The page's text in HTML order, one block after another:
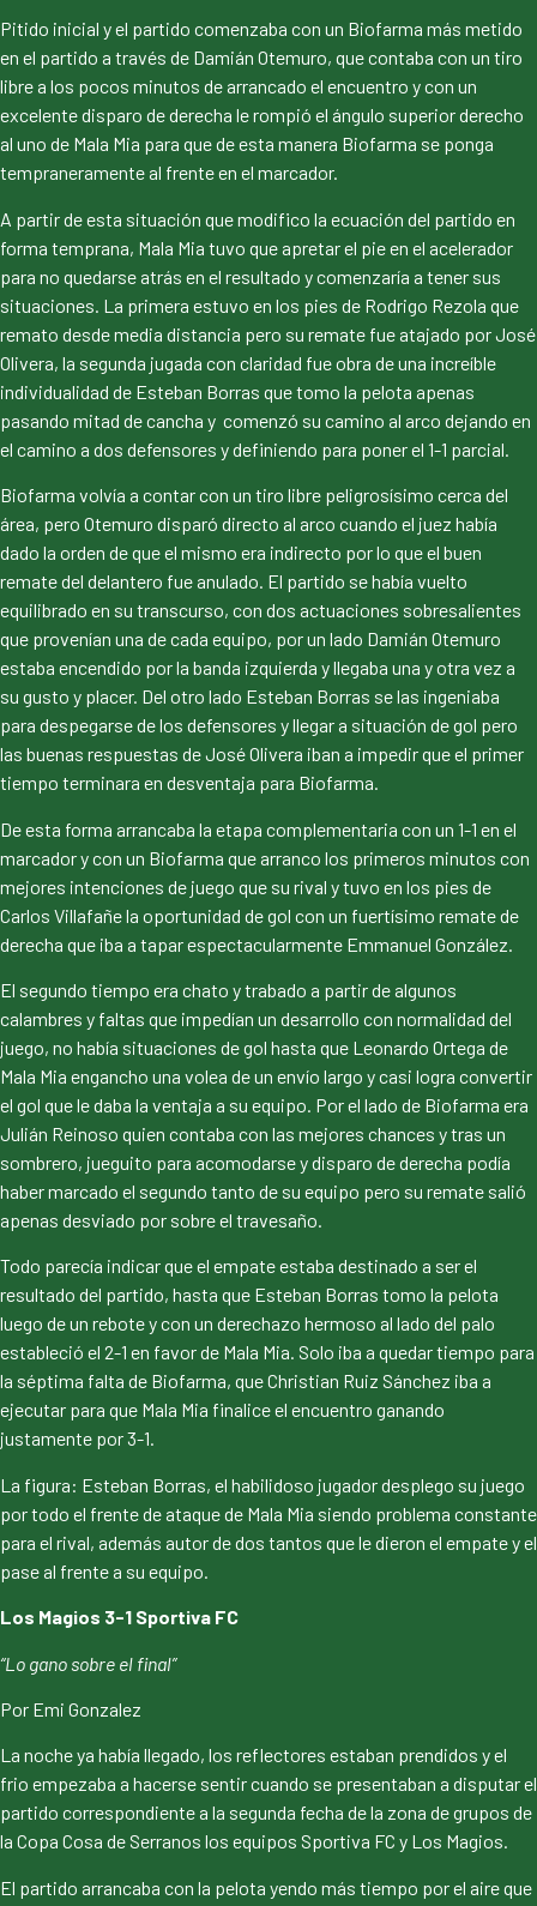
Pitido inicial y el partido comenzaba con un Biofarma más metido
en el partido a través de Damián Otemuro, que contaba con un tiro
libre a los pocos minutos de arrancado el encuentro y con un
excelente disparo de derecha le rompió el ángulo superior derecho
al uno de Mala Mia para que de esta manera Biofarma se ponga
tempraneramente al frente en el marcador.
A partir de esta situación que modifico la ecuación del partido en
forma temprana, Mala Mia tuvo que apretar el pie en el acelerador
para no quedarse atrás en el resultado y comenzaría a tener sus
situaciones. La primera estuvo en los pies de Rodrigo Rezola que
remato desde media distancia pero su remate fue atajado por José
Olivera, la segunda jugada con claridad fue obra de una increíble
individualidad de Esteban Borras que tomo la pelota apenas
pasando mitad de cancha y comenzó su camino al arco dejando en
el camino a dos defensores y definiendo para poner el 1-1 parcial.
Biofarma volvía a contar con un tiro libre peligrosísimo cerca del
área, pero Otemuro disparó directo al arco cuando el juez había
dado la orden de que el mismo era indirecto por lo que el buen
remate del delantero fue anulado. El partido se había vuelto
equilibrado en su transcurso, con dos actuaciones sobresalientes
que provenían una de cada equipo, por un lado Damián Otemuro
estaba encendido por la banda izquierda y llegaba una y otra vez a
su gusto y placer. Del otro lado Esteban Borras se las ingeniaba
para despegarse de los defensores y llegar a situación de gol pero
las buenas respuestas de José Olivera iban a impedir que el primer
tiempo terminara en desventaja para Biofarma.
De esta forma arrancaba la etapa complementaria con un 1-1 en el
marcador y con un Biofarma que arranco los primeros minutos con
mejores intenciones de juego que su rival y tuvo en los pies de
Carlos Villafañe la oportunidad de gol con un fuertísimo remate de
derecha que iba a tapar espectacularmente Emmanuel González.
El segundo tiempo era chato y trabado a partir de algunos
calambres y faltas que impedían un desarrollo con normalidad del
juego, no había situaciones de gol hasta que Leonardo Ortega de
Mala Mia engancho una volea de un envío largo y casi logra convertir
el gol que le daba la ventaja a su equipo. Por el lado de Biofarma era
Julián Reinoso quien contaba con las mejores chances y tras un
sombrero, jueguito para acomodarse y disparo de derecha podía
haber marcado el segundo tanto de su equipo pero su remate salió
apenas desviado por sobre el travesaño.
Todo parecía indicar que el empate estaba destinado a ser el
resultado del partido, hasta que Esteban Borras tomo la pelota
luego de un rebote y con un derechazo hermoso al lado del palo
estableció el 2-1 en favor de Mala Mia. Solo iba a quedar tiempo para
la séptima falta de Biofarma, que Christian Ruiz Sánchez iba a
ejecutar para que Mala Mia finalice el encuentro ganando
justamente por 3-1.
La figura: Esteban Borras, el habilidoso jugador desplego su juego
por todo el frente de ataque de Mala Mia siendo problema constante
para el rival, además autor de dos tantos que le dieron el empate y el
pase al frente a su equipo.
Los Magios 3-1 Sportiva FC
“Lo gano sobre el final”
Por Emi Gonzalez
La noche ya había llegado, los reflectores estaban prendidos y el
frio empezaba a hacerse sentir cuando se presentaban a disputar el
partido correspondiente a la segunda fecha de la zona de grupos de
la Copa Cosa de Serranos los equipos Sportiva FC y Los Magios.
El partido arrancaba con la pelota yendo más tiempo por el aire que